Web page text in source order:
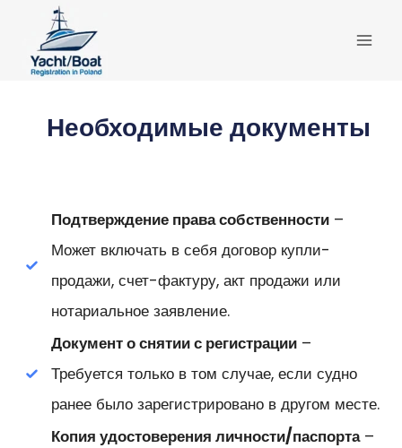
Перейти
содержимому
Необходимые документы
Подтверждение права собственности –
Может включать в себя договор купли-
продажи, счет-фактуру, акт продажи или
нотариальное заявление.
Документ о снятии с регистрации –
Требуется только в том случае, если судно
ранее было зарегистрировано в другом месте.
Копия удостоверения личности/паспорта–